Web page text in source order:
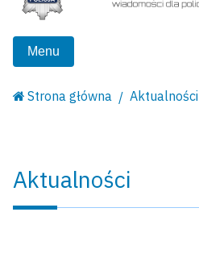
Menu
Strona główna Aktualności
Aktualności